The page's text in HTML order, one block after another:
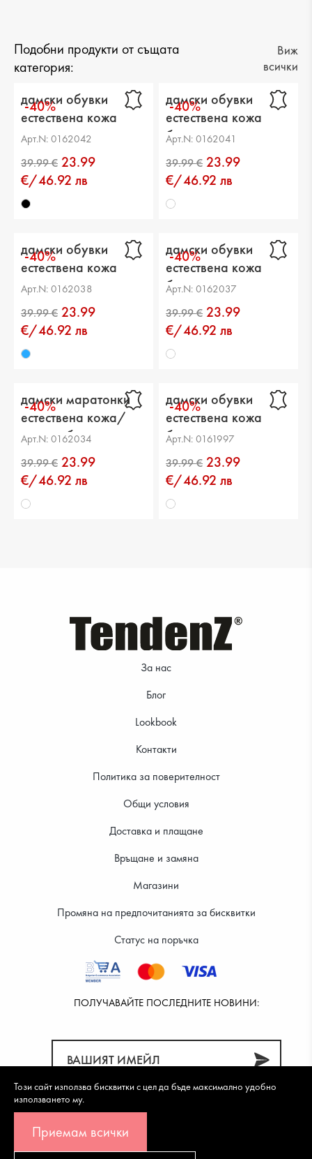
Подобни продукти от същата
категория:
Виж
всички
-40%
дамски обувки
естествена кожа
черни
Арт.N: 0162042
39.99 €
23.99
€/46.92 лв
-40%
дамски обувки
естествена кожа
бели
Арт.N: 0162041
39.99 €
23.99
€/46.92 лв
-40%
дамски обувки
естествена кожа
сини
Арт.N: 0162038
23.99
€/46.92 лв
-40%
дамски обувки
естествена кожа
бели
Арт.N: 0162037
39.99 €
23.99
€/46.92 лв
-40%
дамски маратонки
естествена кожа/
текстил бели
Арт.N: 0162034
23.99
€/46.92 лв
-40%
дамски обувки
естествена кожа
бели
Арт.N: 0161997
23.99
€/46.92 лв
За нас
Блог
Lookbook
Контакти
Политика за поверителност
Общи условия
Доставка и плащане
Връщане и замяна
Магазини
Промяна на предпочитанията за бисквитки
Статус на поръчка
ПОЛУЧАВАЙТЕ ПОСЛЕДНИТЕ НОВИНИ:
Този сайт използва бисквитки с цел да бъде максимално удобно
използването му.
Приемам всички